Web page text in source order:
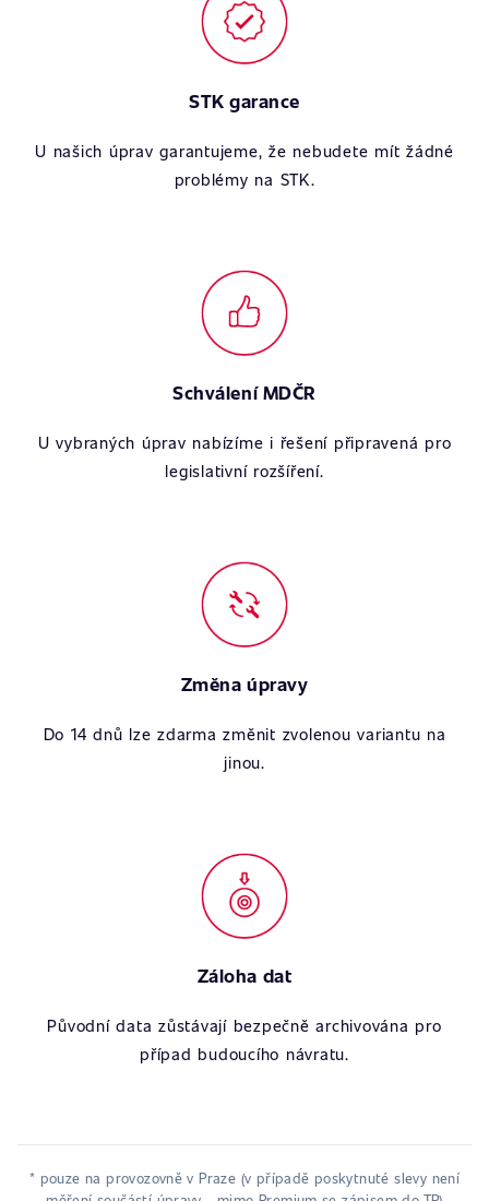
STK garance
U našich úprav garantujeme, že nebudete mít žádné
problémy na STK.
Schválení MDČR
U vybraných úprav nabízíme i řešení připravená pro
legislativní rozšíření.
Změna úpravy
Do 14 dnů lze zdarma změnit zvolenou variantu na
jinou.
Záloha dat
Původní data zůstávají bezpečně archivována pro
případ budoucího návratu.
* pouze na provozovně v Praze (v případě poskytnuté slevy není